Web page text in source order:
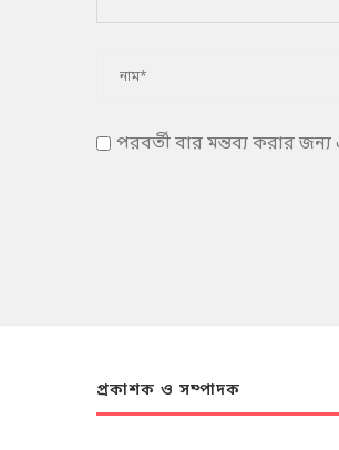
পরবর্তী বার মন্তব্য করার
প্রকাশক ও সম্পাদক